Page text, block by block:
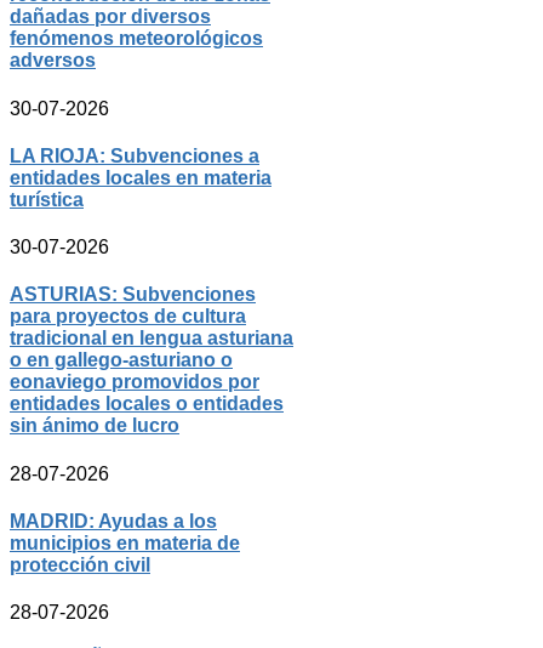
dañadas por diversos
fenómenos meteorológicos
adversos
30-07-2026
LA RIOJA: Subvenciones a
entidades locales en materia
turística
30-07-2026
ASTURIAS: Subvenciones
para proyectos de cultura
tradicional en lengua asturiana
o en gallego-asturiano o
eonaviego promovidos por
entidades locales o entidades
sin ánimo de lucro
28-07-2026
MADRID: Ayudas a los
municipios en materia de
protección civil
28-07-2026